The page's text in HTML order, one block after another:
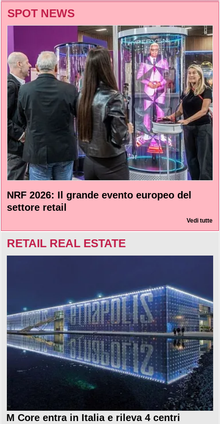
SPOT NEWS
NRF 2026: Il grande evento europeo del
settore retail
Vedi tutte
RETAIL REAL ESTATE
M Core entra in Italia e rileva 4 centri